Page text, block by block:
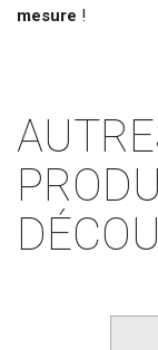
mesure !